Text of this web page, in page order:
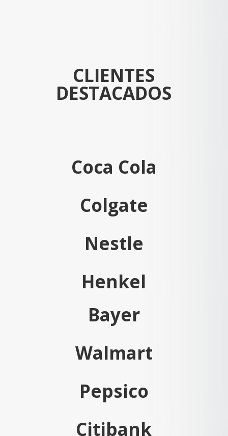
CLIENTES
DESTACADOS
Coca Cola
Colgate
Nestle
Henkel
Bayer
Walmart
Pepsico
Citibank